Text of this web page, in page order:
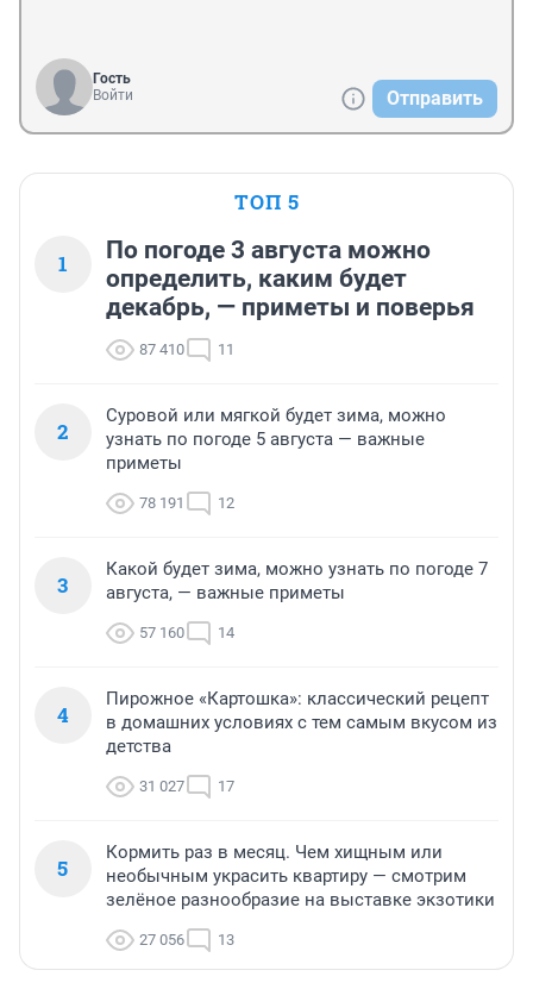
Гость
Войти
Отправить
ТОП 5
1
По погоде 3 августа можно
определить, каким будет
декабрь, — приметы и поверья
87 410 11
2
Суровой или мягкой будет зима, можно
узнать по погоде 5 августа — важные
приметы
78 191 12
3
Какой будет зима, можно узнать по погоде 7
августа, — важные приметы
57 160 14
4
Пирожное «Картошка»: классический рецепт
в домашних условиях с тем самым вкусом из
детства
31 027 17
5
Кормить раз в месяц. Чем хищным или
необычным украсить квартиру — смотрим
зелёное разнообразие на выставке экзотики
27 056 13